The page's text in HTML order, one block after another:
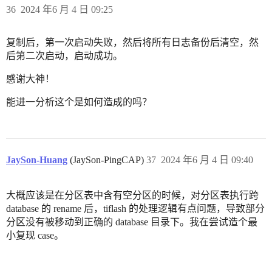
2024 年6 月 4 日 09:25
36
复制后，第一次启动失败，然后将所有日志备份后清空，然
后第二次启动，启动成功。
感谢大神！
能进一分析这个是如何造成的吗？
JaySon-Huang (JaySon-PingCAP) 2024 年6 月 4 日 09:40
37
大概应该是在分区表中含有空分区的时候，对分区表执行跨
database 的 rename 后，tiflash 的处理逻辑有点问题，导致部分
分区没有被移动到正确的 database 目录下。我在尝试造个最
小复现 case。